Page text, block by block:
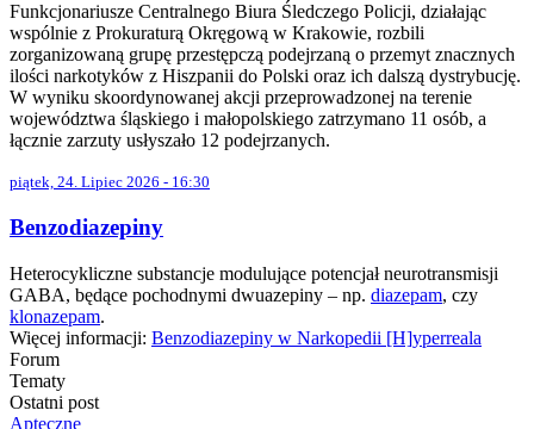
Funkcjonariusze Centralnego Biura Śledczego Policji, działając
wspólnie z Prokuraturą Okręgową w Krakowie, rozbili
zorganizowaną grupę przestępczą podejrzaną o przemyt znacznych
ilości narkotyków z Hiszpanii do Polski oraz ich dalszą dystrybucję.
W wyniku skoordynowanej akcji przeprowadzonej na terenie
województwa śląskiego i małopolskiego zatrzymano 11 osób, a
łącznie zarzuty usłyszało 12 podejrzanych.
piątek, 24. Lipiec 2026 - 16:30
Benzodiazepiny
Heterocykliczne substancje modulujące potencjał neurotransmisji
GABA, będące pochodnymi dwuazepiny – np. diazepam, czy
klonazepam.
Więcej informacji: Benzodiazepiny w Narkopedii [H]yperreala
Forum
Tematy
Ostatni post
Apteczne